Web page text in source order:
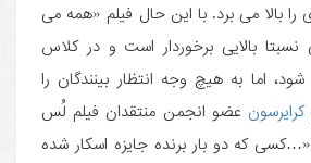
را بالا می برد. با این حال فیلم «همه می
بالایی برخوردار است و در کلاس
اما به هیچ وجه انتظار بینندگان را
کرایرسون عضو انجمن منتقدان فیلم لُس
که دو بار برنده جایزه اسکار شده